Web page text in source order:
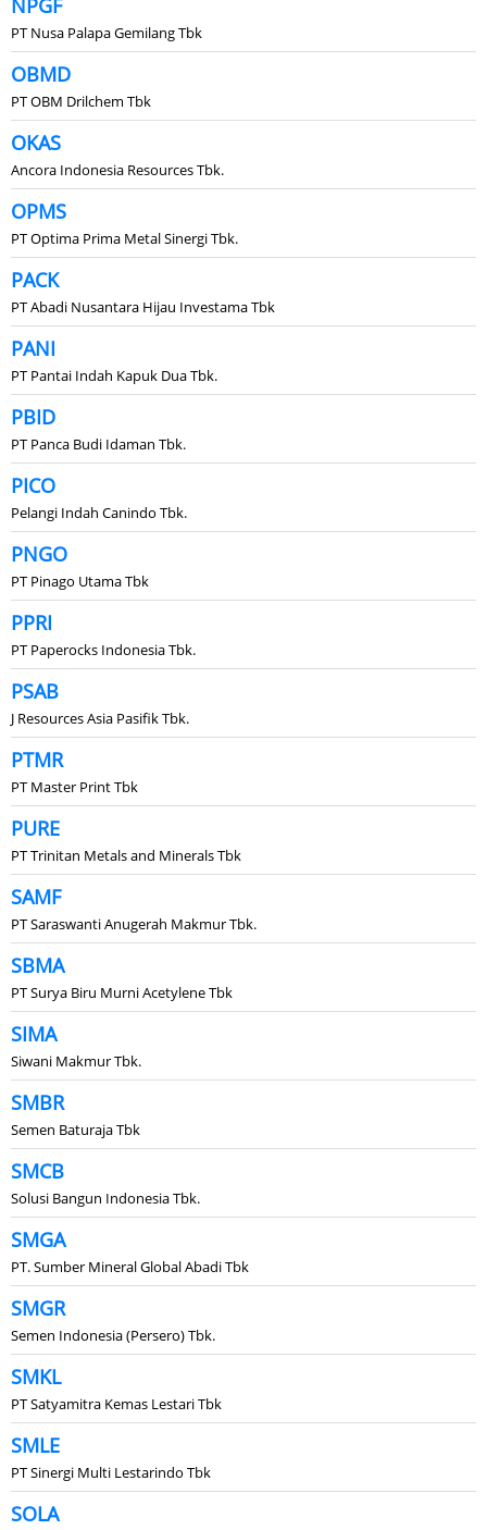
NPGF
PT Nusa Palapa Gemilang Tbk
OBMD
PT OBM Drilchem Tbk
OKAS
Ancora Indonesia Resources Tbk.
OPMS
PT Optima Prima Metal Sinergi Tbk.
PACK
PT Abadi Nusantara Hijau Investama Tbk
PANI
PT Pantai Indah Kapuk Dua Tbk.
PBID
PT Panca Budi Idaman Tbk.
PICO
Pelangi Indah Canindo Tbk.
PNGO
PT Pinago Utama Tbk
PPRI
PT Paperocks Indonesia Tbk.
PSAB
J Resources Asia Pasifik Tbk.
PTMR
PT Master Print Tbk
PURE
PT Trinitan Metals and Minerals Tbk
SAMF
PT Saraswanti Anugerah Makmur Tbk.
SBMA
PT Surya Biru Murni Acetylene Tbk
SIMA
Siwani Makmur Tbk.
SMBR
Semen Baturaja Tbk
SMCB
Solusi Bangun Indonesia Tbk.
SMGA
PT. Sumber Mineral Global Abadi Tbk
SMGR
Semen Indonesia (Persero) Tbk.
SMKL
PT Satyamitra Kemas Lestari Tbk
SMLE
PT Sinergi Multi Lestarindo Tbk
SOLA